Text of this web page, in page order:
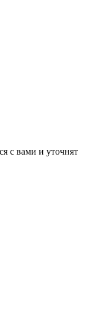
с вами и уточнят